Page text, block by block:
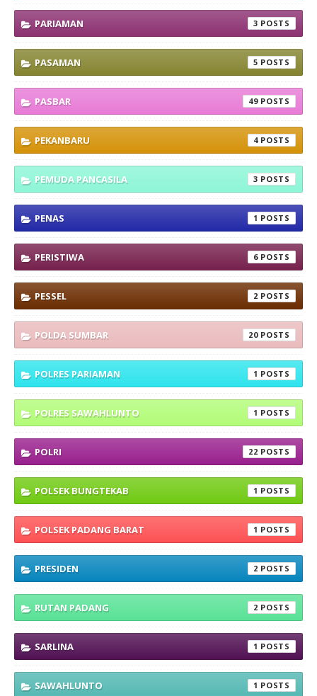
PARIAMAN 3
PASAMAN 5
PASBAR 49
PEKANBARU 4
PEMUDA PANCASILA 3
PENAS 1
PERISTIWA 6
PESSEL 2
POLDA SUMBAR 20
POLRES PARIAMAN 1
POLRES SAWAHLUNTO 1
POLRI 22
POLSEK BUNGTEKAB 1
POLSEK PADANG BARAT 1
PRESIDEN 2
RUTAN PADANG 2
SARLINA 1
SAWAHLUNTO 1